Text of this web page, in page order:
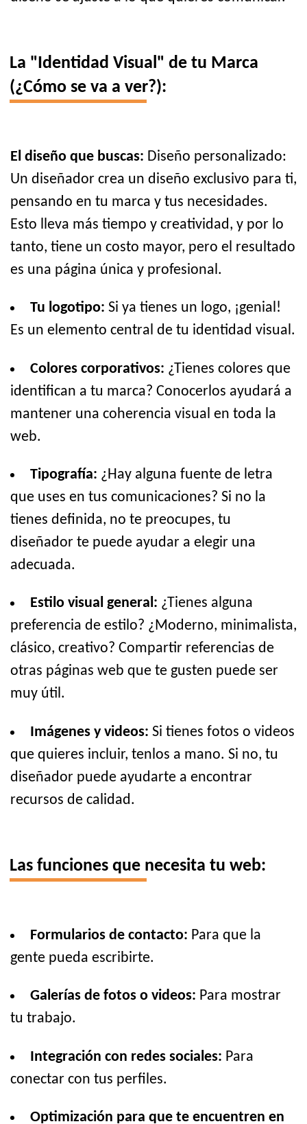
La "Identidad Visual" de tu Marca
(¿Cómo se va a ver?):
El diseño que buscas: Diseño personalizado:
Un diseñador crea un diseño exclusivo para ti,
pensando en tu marca y tus necesidades.
Esto lleva más tiempo y creatividad, y por lo
tanto, tiene un costo mayor, pero el resultado
es una página única y profesional.
Tu logotipo: Si ya tienes un logo, ¡genial!
Es un elemento central de tu identidad visual.
Colores corporativos: ¿Tienes colores que
identifican a tu marca? Conocerlos ayudará a
mantener una coherencia visual en toda la
web.
Tipografía: ¿Hay alguna fuente de letra
que uses en tus comunicaciones? Si no la
tienes definida, no te preocupes, tu
diseñador te puede ayudar a elegir una
adecuada.
Estilo visual general: ¿Tienes alguna
preferencia de estilo? ¿Moderno, minimalista,
clásico, creativo? Compartir referencias de
otras páginas web que te gusten puede ser
muy útil.
Imágenes y videos: Si tienes fotos o videos
que quieres incluir, tenlos a mano. Si no, tu
diseñador puede ayudarte a encontrar
recursos de calidad.
Las funciones que necesita tu web:
Formularios de contacto: Para que la
gente pueda escribirte.
Galerías de fotos o videos: Para mostrar
tu trabajo.
Integración con redes sociales: Para
conectar con tus perfiles.
Optimización para que te encuentren en